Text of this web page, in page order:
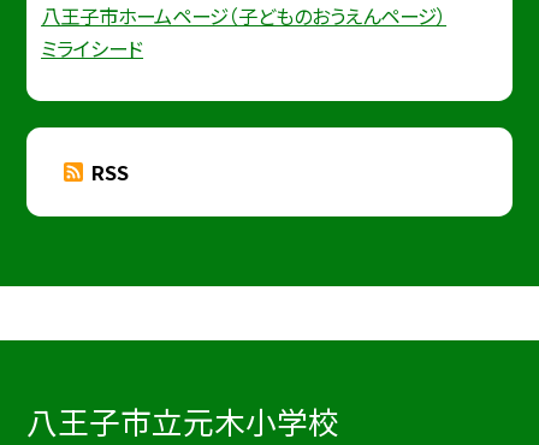
八王子市ホームページ（子どものおうえんページ）
ミライシード
RSS
八王子市立元木小学校